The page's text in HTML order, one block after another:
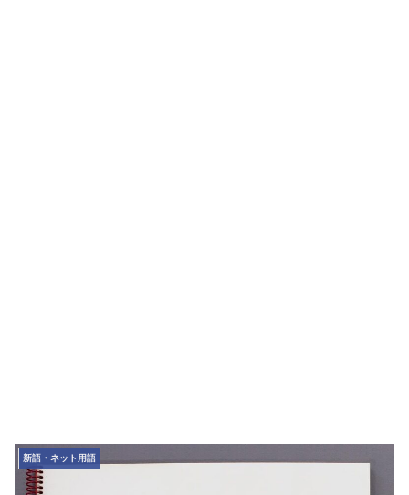
新語・ネット用語